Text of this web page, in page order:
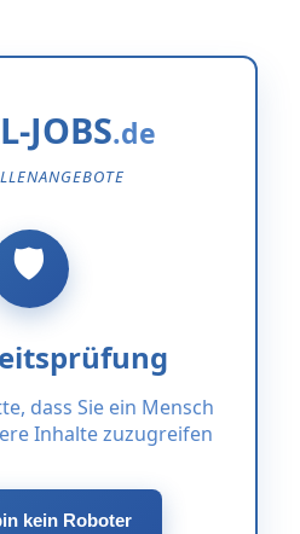
JOBS
dass Sie ein Mensch
Inhalte zuzugreifen
kein Roboter